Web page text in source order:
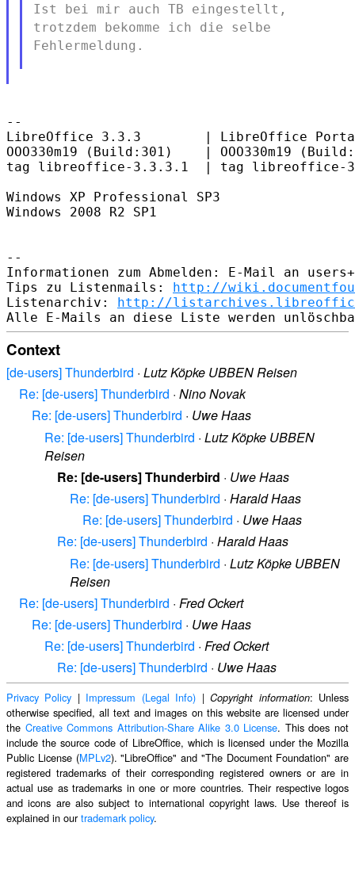
Ist bei mir auch TB eingestellt,
trotzdem bekomme ich die selbe
Fehlermeldung.
--
LibreOffice 3.3.3        | LibreOffice
OOO330m19 (Build:301)    | OOO330m19
tag libreoffice-3.3.3.1  | tag libreoffice-
Windows XP Professional SP3
Windows 2008 R2 SP1
--
Informationen zum Abmelden: E-Mail an
Tips zu Listenmails: http://
Listenarchiv: http://
Context
[de-users] Thunderbird · Lutz Köpke UBBEN Reisen
Re: [de-users] Thunderbird · Nino Novak
Re: [de-users] Thunderbird · Uwe Haas
Re: [de-users] Thunderbird · Lutz Köpke UBBEN
Reisen
Re: [de-users] Thunderbird · Uwe Haas
Re: [de-users] Thunderbird · Harald Haas
Re: [de-users] Thunderbird · Uwe Haas
Re: [de-users] Thunderbird · Harald Haas
Re: [de-users] Thunderbird · Lutz Köpke UBBEN
Reisen
Re: [de-users] Thunderbird · Fred Ockert
Re: [de-users] Thunderbird · Uwe Haas
Re: [de-users] Thunderbird · Fred Ockert
Re: [de-users] Thunderbird · Uwe Haas
Privacy Policy | Impressum (Legal Info) |Copyright information: Unless
otherwise specified, all text and images on this website are licensed under
the Creative Commons Attribution-Share Alike 3.0 License. This does not
include the source code of LibreOffice, which is licensed under the Mozilla
Public License (MPLv2). "LibreOffice" and "The Document Foundation" are
registered trademarks of their corresponding registered owners or are in
actual use as trademarks in one or more countries. Their respective logos
and icons are also subject to international copyright laws. Use thereof is
explained in ourtrademark policy.